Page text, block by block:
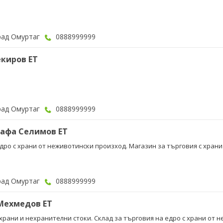
Омуртаг 0888999999
ЕТ
Омуртаг 0888999999
Селимов ЕТ
с храни от неживотински произход. Магазин за търговия с
Омуртаг 0888999999
ЕТ
и нехранителни стоки. Склад за търговия на едро с храни от